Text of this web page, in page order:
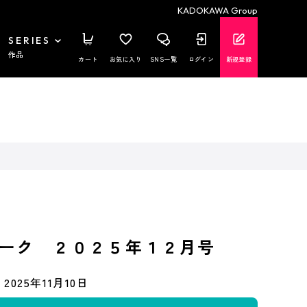
KADOKAWA Group
SERIES
作品 カート お気に入り SNS一覧 ログイン 新規登録
ク ２０２５年１２月号
2025年11月10日